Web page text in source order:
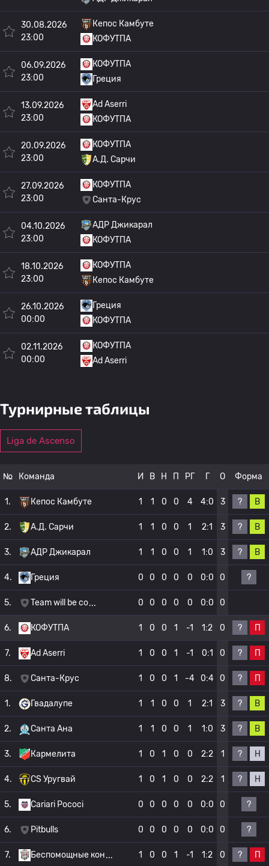
30.08.2026
23:00
Кепос Камбуте
КОФУТПА
06.09.2026
23:00
КОФУТПА
Греция
13.09.2026
23:00
Ad Aserri
КОФУТПА
20.09.2026
23:00
КОФУТПА
А.Д. Сарчи
27.09.2026
23:00
КОФУТПА
Санта-Крус
04.10.2026
23:00
АДР Джикарал
КОФУТПА
18.10.2026
23:00
КОФУТПА
Кепос Камбуте
26.10.2026
00:00
Греция
КОФУТПА
02.11.2026
00:00
КОФУТПА
Ad Aserri
Турнирные таблицы
Liga de Ascenso
№ Команда И В Н П РГ Г О Форма
1. Кепос Камбуте 1 1 0 0 4 4:0 3 ? В
2. А.Д. Сарчи 1 1 0 0 1 2:1 3 ? В
3. АДР Джикарал 1 1 0 0 1 1:0 3 ? В
4. Греция 0 0 0 0 0 0:0 0 ?
5. Team will be co 0 0 0 0 0 0:0 0
6. КОФУТПА 1 0 0 1 -1 1:2 0 ? П
7. Ad Aserri 1 0 0 1 -1 0:1 0 ? П
8. Санта-Крус 1 0 0 1 -4 0:4 0 ? П
1. Гвадалупе 1 1 0 0 1 2:1 3 ? В
2. Санта Ана 1 1 0 0 1 1:0 3 ? В
3. Кармелита 1 0 1 0 0 2:2 1 ? Н
4. CS Уругвай 1 0 1 0 0 2:2 1 ? Н
5. Cariari Pococi 0 0 0 0 0 0:0 0 ?
6. Pitbulls 0 0 0 0 0 0:0 0 ?
7. Беспомощные кон 1 0 0 1 -1 1:2 0 ? П